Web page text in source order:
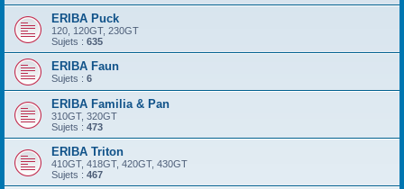
ERIBA Puck
120, 120GT, 230GT
Sujets : 635
ERIBA Faun
Sujets : 6
ERIBA Familia & Pan
310GT, 320GT
Sujets : 473
ERIBA Triton
410GT, 418GT, 420GT, 430GT
Sujets : 467